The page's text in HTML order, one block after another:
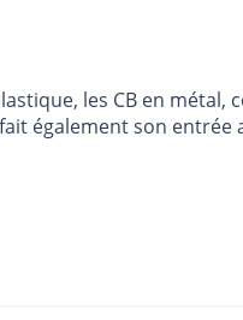
les CB en
également son entrée